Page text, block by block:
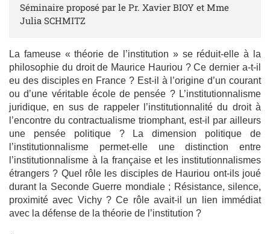
Séminaire proposé par le Pr. Xavier BIOY et Mme
Julia SCHMITZ
La fameuse « théorie de l’institution » se réduit-elle à la
philosophie du droit de Maurice Hauriou ? Ce dernier a-t-il
eu des disciples en France ? Est-il à l’origine d’un courant
ou d’une véritable école de pensée ? L’institutionnalisme
juridique, en sus de rappeler l’institutionnalité du droit à
l’encontre du contractualisme triomphant, est-il par ailleurs
une pensée politique ? La dimension politique de
l’institutionnalisme permet-elle une distinction entre
l’institutionnalisme à la française et les institutionnalismes
étrangers ? Quel rôle les disciples de Hauriou ont-ils joué
durant la Seconde Guerre mondiale ; Résistance, silence,
proximité avec Vichy ? Ce rôle avait-il un lien immédiat
avec la défense de la théorie de l’institution ?